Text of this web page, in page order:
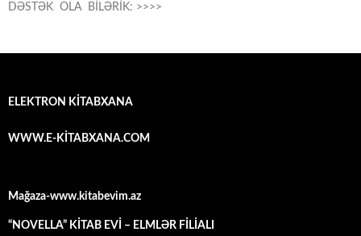
DƏSTƏK OLA BİLƏRİK: >>>>
ELEKTRON KİTABXANA
WWW.E-KİTABXANA.COM
Mağaza-www.kitabevim.az
“NOVELLA” KİTAB EVİ – ELMLƏR FİLİALI